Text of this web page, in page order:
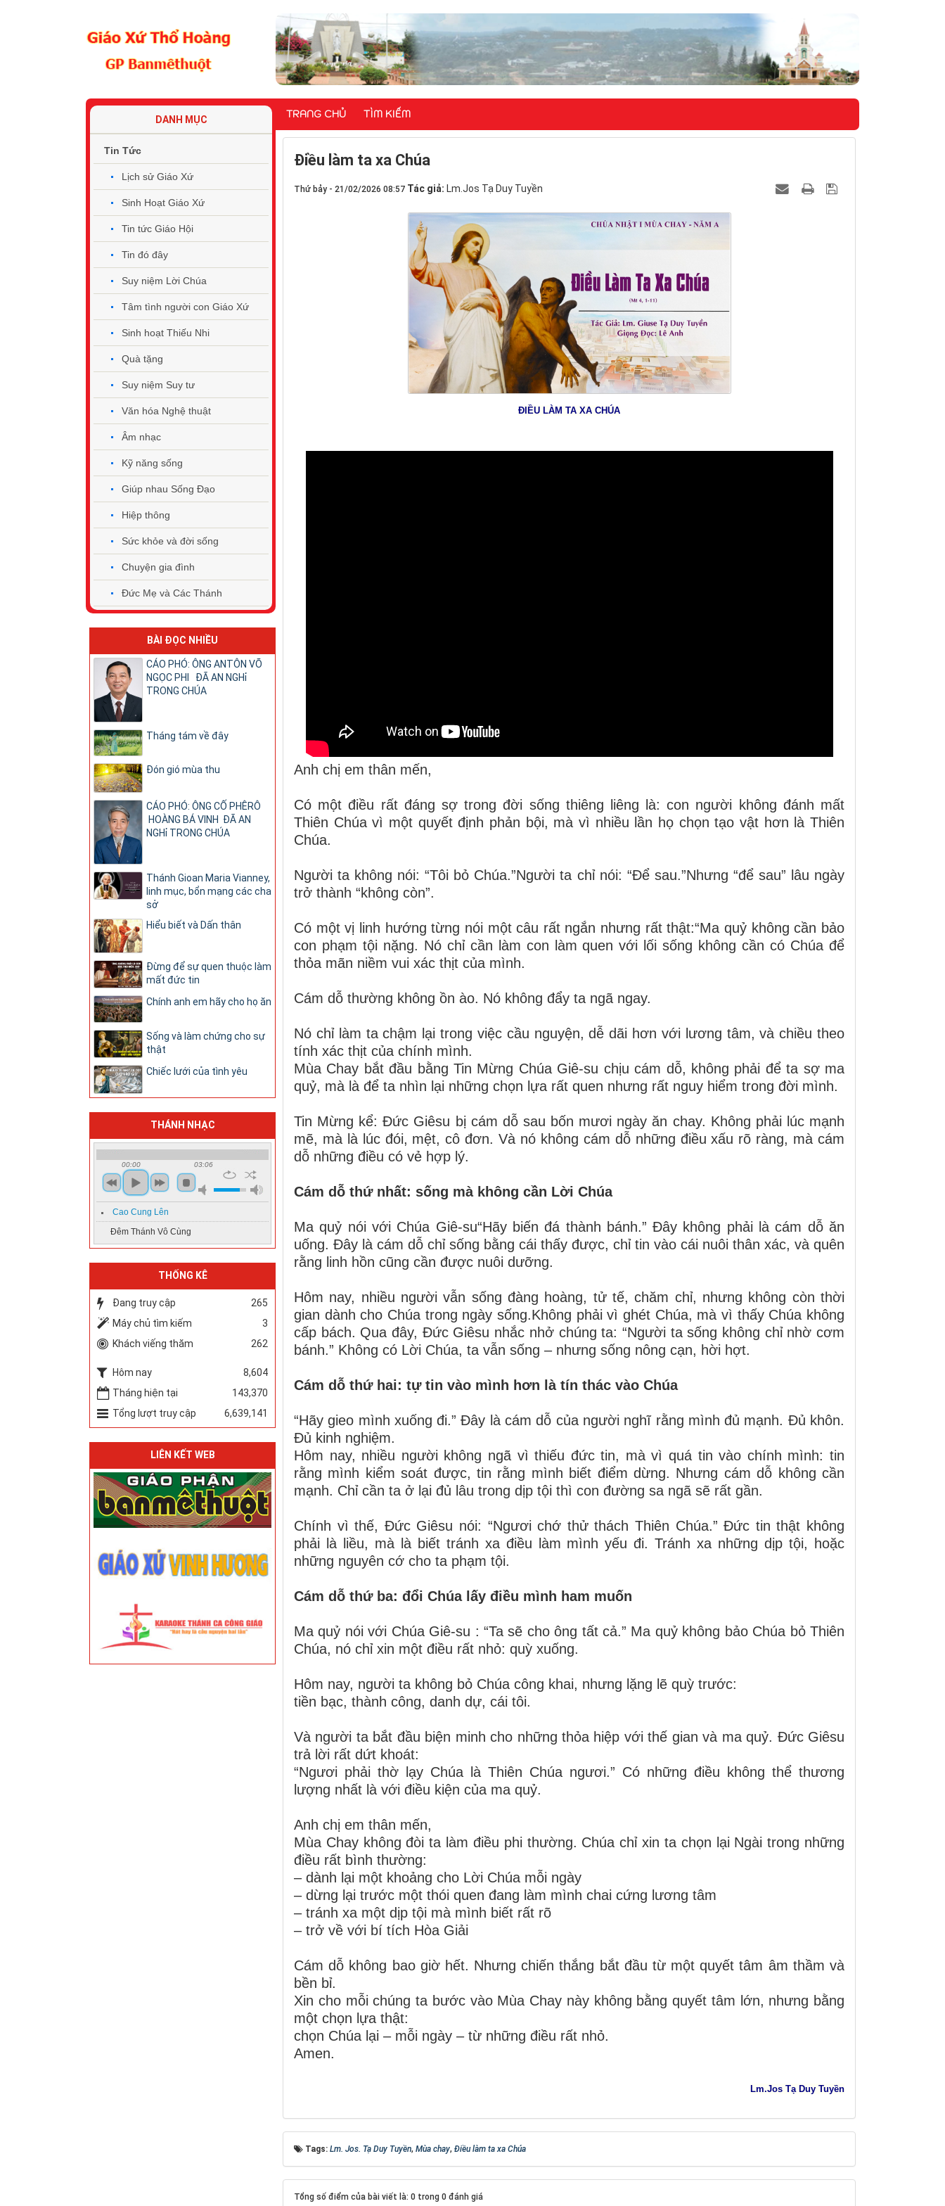
TRANG CHỦ TÌM KIẾM
Điều làm ta xa Chúa
Thứ bảy - 21/02/2026 08:57 Tác giả: Lm.Jos Tạ Duy Tuyền
ĐIỀU LÀM TA XA CHÚA
Anh chị em thân mến,
Có một điều rất đáng sợ trong đời sống thiêng liêng là: con người không đánh mất
Thiên Chúa vì một quyết định phản bội, mà vì nhiều lần họ chọn tạo vật hơn là Thiên
Chúa.
Người ta không nói: “Tôi bỏ Chúa.”Người ta chỉ nói: “Để sau.”Nhưng “để sau” lâu ngày
trở thành “không còn”.
Có một vị linh hướng từng nói một câu rất ngắn nhưng rất thật:“Ma quỷ không cần bảo
con phạm tội nặng. Nó chỉ cần làm con làm quen với lối sống không cần có Chúa để
thỏa mãn niềm vui xác thịt của mình.
Cám dỗ thường không ồn ào. Nó không đẩy ta ngã ngay.
Nó chỉ làm ta chậm lại trong việc cầu nguyện, dễ dãi hơn với lương tâm, và chiều theo
tính xác thịt của chính mình.
Mùa Chay bắt đầu bằng Tin Mừng Chúa Giê-su chịu cám dỗ, không phải để ta sợ ma
quỷ, mà là để ta nhìn lại những chọn lựa rất quen nhưng rất nguy hiểm trong đời mình.
Tin Mừng kể: Đức Giêsu bị cám dỗ sau bốn mươi ngày ăn chay. Không phải lúc mạnh
mẽ, mà là lúc đói, mệt, cô đơn. Và nó không cám dỗ những điều xấu rõ ràng, mà cám
dỗ những điều có vẻ hợp lý.
Cám dỗ thứ nhất: sống mà không cần Lời Chúa
Ma quỷ nói với Chúa Giê-su“Hãy biến đá thành bánh.” Đây không phải là cám dỗ ăn
uống. Đây là cám dỗ chỉ sống bằng cái thấy được, chỉ tin vào cái nuôi thân xác, và quên
rằng linh hồn cũng cần được nuôi dưỡng.
Hôm nay, nhiều người vẫn sống đàng hoàng, tử tế, chăm chỉ, nhưng không còn thời
gian dành cho Chúa trong ngày sống.Không phải vì ghét Chúa, mà vì thấy Chúa không
cấp bách. Qua đây, Đức Giêsu nhắc nhở chúng ta: “Người ta sống không chỉ nhờ cơm
bánh.” Không có Lời Chúa, ta vẫn sống – nhưng sống nông cạn, hời hợt.
Cám dỗ thứ hai: tự tin vào mình hơn là tín thác vào Chúa
“Hãy gieo mình xuống đi.” Đây là cám dỗ của người nghĩ rằng mình đủ mạnh. Đủ khôn.
Đủ kinh nghiệm.
Hôm nay, nhiều người không ngã vì thiếu đức tin, mà vì quá tin vào chính mình: tin
rằng mình kiểm soát được, tin rằng mình biết điểm dừng. Nhưng cám dỗ không cần
mạnh. Chỉ cần ta ở lại đủ lâu trong dịp tội thì con đường sa ngã sẽ rất gần.
Chính vì thế, Đức Giêsu nói: “Ngươi chớ thử thách Thiên Chúa.” Đức tin thật không
phải là liều, mà là biết tránh xa điều làm mình yếu đi. Tránh xa những dịp tội, hoặc
những nguyên cớ cho ta phạm tội.
Cám dỗ thứ ba: đổi Chúa lấy điều mình ham muốn
Ma quỷ nói với Chúa Giê-su : “Ta sẽ cho ông tất cả.” Ma quỷ không bảo Chúa bỏ Thiên
Chúa, nó chỉ xin một điều rất nhỏ: quỳ xuống.
Hôm nay, người ta không bỏ Chúa công khai, nhưng lặng lẽ quỳ trước:
tiền bạc, thành công, danh dự, cái tôi.
Và người ta bắt đầu biện minh cho những thỏa hiệp với thế gian và ma quỷ. Đức Giêsu
trả lời rất dứt khoát:
“Ngươi phải thờ lạy Chúa là Thiên Chúa ngươi.” Có những điều không thể thương
lượng nhất là với điều kiện của ma quỷ.
Anh chị em thân mến,
Mùa Chay không đòi ta làm điều phi thường. Chúa chỉ xin ta chọn lại Ngài trong những
điều rất bình thường:
– dành lại một khoảng cho Lời Chúa mỗi ngày
– dừng lại trước một thói quen đang làm mình chai cứng lương tâm
– tránh xa một dịp tội mà mình biết rất rõ
– trở về với bí tích Hòa Giải
Cám dỗ không bao giờ hết. Nhưng chiến thắng bắt đầu từ một quyết tâm âm thầm và
bền bỉ.
Xin cho mỗi chúng ta bước vào Mùa Chay này không bằng quyết tâm lớn, nhưng bằng
một chọn lựa thật:
chọn Chúa lại – mỗi ngày – từ những điều rất nhỏ.
Amen.
Lm.Jos Tạ Duy Tuyền
Tags: Lm. Jos. Tạ Duy Tuyền, Mùa chay, Điều làm ta xa Chúa
Tổng số điểm của bài viết là: 0 trong 0 đánh giá
DANH MỤC
Tin Tức
Lịch sử Giáo Xứ
Sinh Hoạt Giáo Xứ
Tin tức Giáo Hội
Tin đó đây
Suy niệm Lời Chúa
Tâm tình người con Giáo Xứ
Sinh hoạt Thiếu Nhi
Quà tặng
Suy niệm Suy tư
Văn hóa Nghệ thuật
Âm nhạc
Kỹ năng sống
Giúp nhau Sống Đạo
Hiệp thông
Sức khỏe và đời sống
Chuyện gia đình
Đức Mẹ và Các Thánh
BÀI ĐỌC NHIỀU
CÁO PHÓ: ÔNG ANTÔN VÕ
NGỌC PHI ĐÃ AN NGHỉ
TRONG CHÚA
Tháng tám về đây
Đón gió mùa thu
CÁO PHÓ: ÔNG CỐ PHÊRÔ
HOÀNG BÁ VINH ĐÃ AN
NGHỉ TRONG CHÚA
Thánh Gioan Maria Vianney,
linh mục, bổn mạng các cha
sở
Hiểu biết và Dấn thân
Đừng để sự quen thuộc làm
mất đức tin
Chính anh em hãy cho họ ăn
Sống và làm chứng cho sự
thật
Chiếc lưới của tình yêu
THÁNH NHẠC
00:00 03:06
Cao Cung Lên
Đêm Thánh Vô Cùng
THỐNG KÊ
Đang truy cập
265
Máy chủ tìm kiếm
3
Khách viếng thăm
262
Hôm nay
8,604
Tháng hiện tại
143,370
Tổng lượt truy cập
6,639,141
LIÊN KẾT WEB